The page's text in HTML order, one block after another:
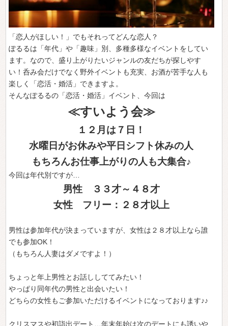
「恋人がほしい！」でもそれってどんな恋人？
ぽるるは「年代」や「趣味」別、多種多様なイベントをしてい
ます。なので、盛り上がりたいジャンルの友だちが探しやす
い！呑み会だけでなく野外イベントも充実、お酒が苦手な人も
楽しく「恋活・婚活」できますよ。
そんなぽるるの「恋活・婚活」イベント、今回は
≪すいよう会≫
１２月は７日！
水曜日がお休みや平日シフト休みの人
もちろんお仕事上がりの人も大集合♪
今回は年代別ですが…
男性 ３３才～４８才
女性 フリー：２８才以上
男性は参加年代が決まっていますが、女性は２８才以上なら誰
でも参加OK！
（もちろん人妻はダメですよ！）
ちょっと年上男性とお話ししててみたい！
やっぱり同年代の男性と出会いたい！
どちらの女性もご参加いただけるイベントになっております♪♪
クリスマスや初詣出デート…年末年始は次のデートにも誘いや